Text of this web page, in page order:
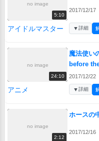
no image
5:10
2017/12/17
アイドルマスター ▼詳細
no image
24:10
魔法使い
before
2017/12/22
アニメ ▼詳細
no image
2:12
ホースの
2017/12/16